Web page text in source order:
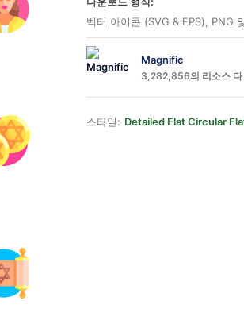
벡터 아이콘 (SVG & EPS), PNG
Magnific
3,282,856의 리소스 다
스타일: Detailed Flat Circular